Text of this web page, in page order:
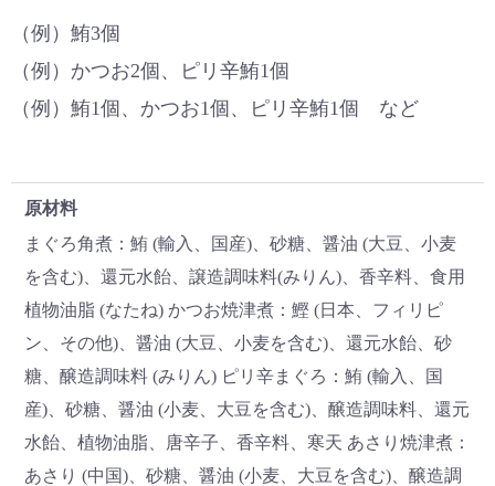
（例）鮪3個
（例）かつお2個、ピリ辛鮪1個
（例）鮪1個、かつお1個、ピリ辛鮪1個 など
原材料
まぐろ角煮：鮪 (輸入、国産)、砂糖、醤油 (大豆、小麦
を含む)、還元水飴、譲造調味料(みりん)、香辛料、食用
植物油脂 (なたね) かつお焼津煮：鰹 (日本、フィリピ
ン、その他)、醤油 (大豆、小麦を含む)、還元水飴、砂
糖、醸造調味料 (みりん) ピリ辛まぐろ：鮪 (輸入、国
産)、砂糖、醤油 (小麦、大豆を含む)、醸造調味料、還元
水飴、植物油脂、唐辛子、香辛料、寒天 あさり焼津煮：
あさり (中国)、砂糖、醤油 (小麦、大豆を含む)、醸造調